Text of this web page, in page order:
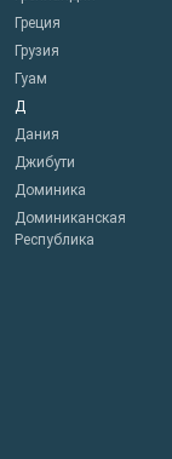
Греция
Грузия
Гуам
Д
Дания
Джибути
Доминика
Доминиканская
Республика